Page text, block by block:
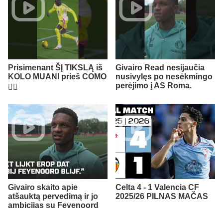
Prisimenant ŠĮ TIKSLĄ iš
KOLO MUANI prieš COMO
😮‍💨​
Givairo Read nesijaučia
nusivylęs po nesėkmingo
perėjimo į AS Roma.
Givairo skaito apie
atšauktą pervedimą ir jo
ambicijas su Feyenoord
Celta 4 - 1 Valencia CF
2025/26 PILNAS MAČAS